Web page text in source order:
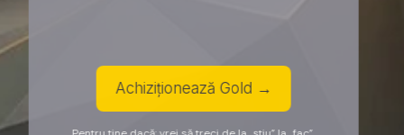
Achiziționează Gold →